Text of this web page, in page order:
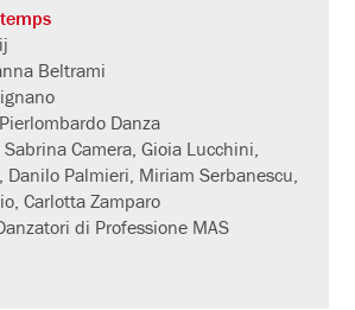
Beltrami
Danza
Camera, Gioia Lucchini,
Danilo Palmieri, Miriam Serbanescu,
Carlotta Zamparo
di Professione MAS